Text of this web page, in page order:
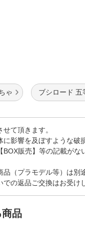
ゃ ブシロード 五
て頂きます。
影響を及ぼすような破
販売】等の記載が
（プラモデル等）は別
の返品ご交換はお受け
品